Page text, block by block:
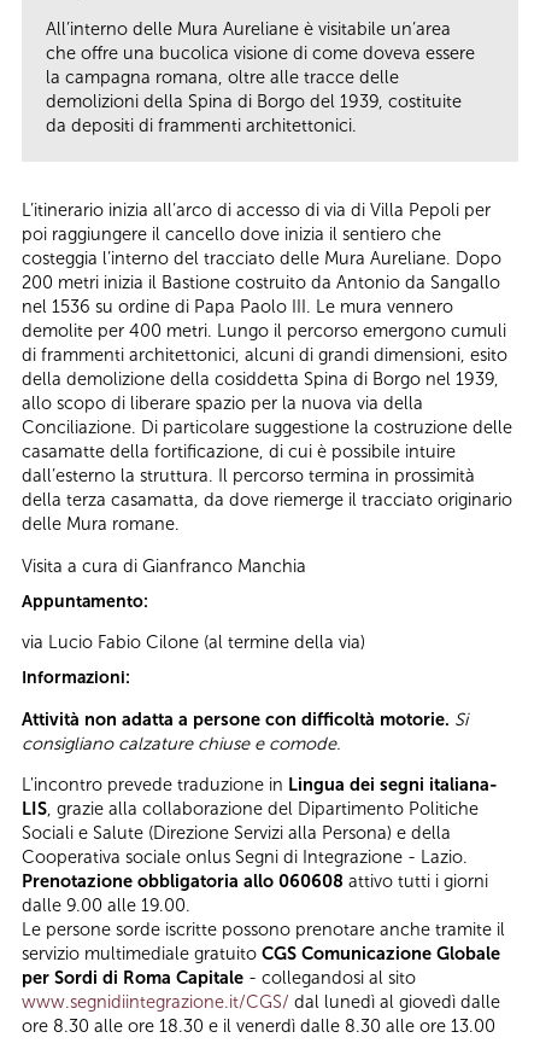
All’interno delle Mura Aureliane è visitabile un’area
che offre una bucolica visione di come doveva essere
la campagna romana, oltre alle tracce delle
demolizioni della Spina di Borgo del 1939, costituite
da depositi di frammenti architettonici.
L’itinerario inizia all’arco di accesso di via di Villa Pepoli per
poi raggiungere il cancello dove inizia il sentiero che
costeggia l’interno del tracciato delle Mura Aureliane. Dopo
200 metri inizia il Bastione costruito da Antonio da Sangallo
nel 1536 su ordine di Papa Paolo III. Le mura vennero
demolite per 400 metri. Lungo il percorso emergono cumuli
di frammenti architettonici, alcuni di grandi dimensioni, esito
della demolizione della cosiddetta Spina di Borgo nel 1939,
allo scopo di liberare spazio per la nuova via della
Conciliazione. Di particolare suggestione la costruzione delle
casamatte della fortificazione, di cui è possibile intuire
dall’esterno la struttura. Il percorso termina in prossimità
della terza casamatta, da dove riemerge il tracciato originario
delle Mura romane.
Visita a cura di Gianfranco Manchia
Appuntamento:
via Lucio Fabio Cilone (al termine della via)
Informazioni:
Attività non adatta a persone con difficoltà motorie. Si
consigliano calzature chiuse e comode.
L'incontro prevede traduzione in Lingua dei segni italiana-
LIS, grazie alla collaborazione del Dipartimento Politiche
Sociali e Salute (Direzione Servizi alla Persona) e della
Cooperativa sociale onlus Segni di Integrazione - Lazio.
Prenotazione obbligatoria allo 060608 attivo tutti i giorni
dalle 9.00 alle 19.00.
Le persone sorde iscritte possono prenotare anche tramite il
servizio multimediale gratuito CGS Comunicazione Globale
per Sordi di Roma Capitale - collegandosi al sito
www.segnidiintegrazione.it/CGS/ dal lunedì al giovedì dalle
ore 8.30 alle ore 18.30 e il venerdì dalle 8.30 alle ore 13.00